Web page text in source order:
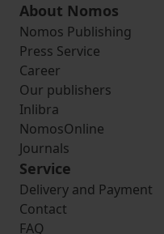
About Nomos
Nomos Publishing
Press Service
Career
Our publishers
Inlibra
NomosOnline
Journals
Service
Delivery and Payment
Contact
FAQ